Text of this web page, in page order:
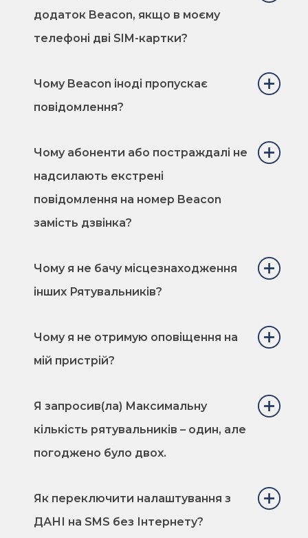
додаток Beacon, якщо в моєму
телефоні дві SIM-картки?
Чому Beacon іноді пропускає
повідомлення?
Чому абоненти або постраждалі не
надсилають екстрені
повідомлення на номер Beacon
замість дзвінка?
Чому я не бачу місцезнаходження
інших Рятувальників?
Чому я не отримую оповіщення на
мій пристрій?
Я запросив(ла) Максимальну
кількість рятувальників – один, але
погоджено було двох.
Як переключити налаштування з
ДАНІ на SMS без Інтернету?